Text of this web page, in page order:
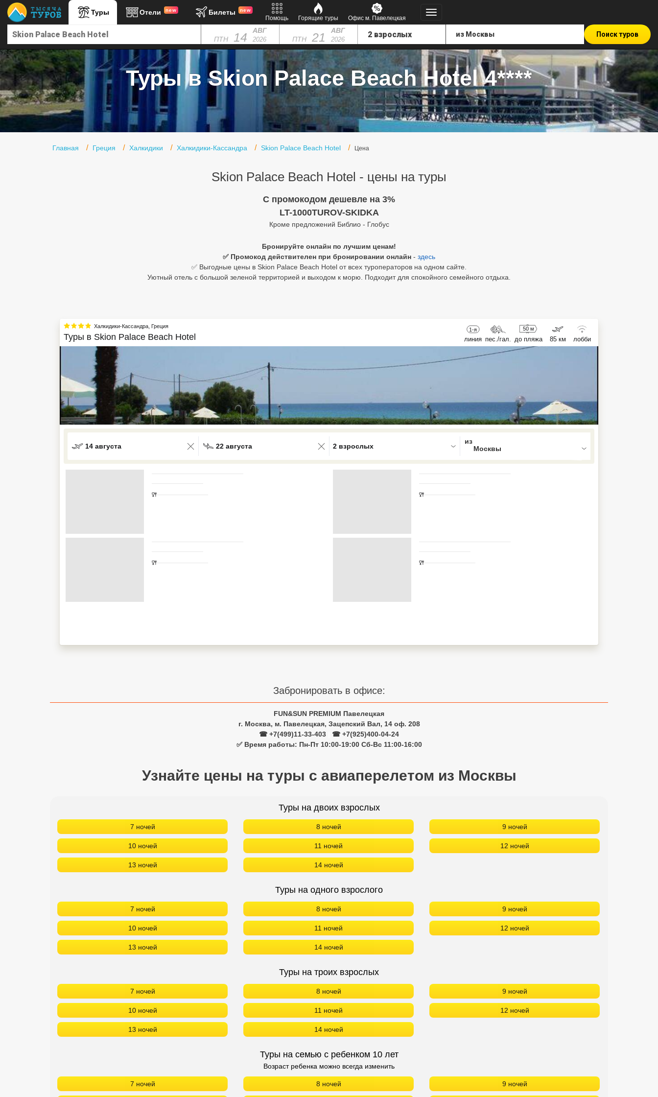
Туры Отели new Билеты new
Помощь Горящие туры Офис м. Павелецкая
ПТН 14 АВГ
2026 ПТН 21 АВГ
2026
Поиск туров
Туры в Skion Palace Beach Hotel 4****
Главная Греция Халкидики Халкидики-Кассандра Skion Palace Beach Hotel Цена
Skion Palace Beach Hotel - цены на туры
C промокодом дешевле на 3%
LT-1000TUROV-SKIDKA
Кроме предложений Библио - Глобус
Бронируйте онлайн по лучшим ценам!
✅ Промокод действителен при бронировании онлайн - здесь
✅ Выгодные цены в Skion Palace Beach Hotel от всех туроператоров на одном сайте.
Уютный отель с большой зеленой территорией и выходом к морю. Подходит для спокойного семейного отдыха.
Халкидики-Кассандра Греция
Туры в Skion Palace Beach Hotel
1-я
линия пес./гал.
50 м
до пляжа 85 км лобби
14 августа 22 августа
0 results available. Select is focused , press Down to open the menu,
2 взрослых
Забронировать в офисе:
FUN&SUN PREMIUM Павелецкая
г. Москва, м. Павелецкая, Зацепский Вал, 14 оф. 208
☎ +7(499)11-33-403
☎ +7(925)400-04-24
✅ Время работы: Пн-Пт 10:00-19:00 Сб-Вс 11:00-16:00
Узнайте цены на туры с авиаперелетом из Москвы
Туры на двоих взрослых
7 ночей 8 ночей 9 ночей
10 ночей 11 ночей 12 ночей
13 ночей 14 ночей
Туры на одного взрослого
7 ночей 8 ночей 9 ночей
10 ночей 11 ночей 12 ночей
13 ночей 14 ночей
Туры на троих взрослых
7 ночей 8 ночей 9 ночей
10 ночей 11 ночей 12 ночей
13 ночей 14 ночей
Туры на семью с ребенком 10 лет
Возраст ребенка можно всегда изменить
7 ночей 8 ночей 9 ночей
Главная
Туры в Турцию
Туры в Египет
Туры в ОАЭ
Офис г. Москва
Сетевые отели Бали
Сетевые отели Сейшел
Сетевые отели Маврикия